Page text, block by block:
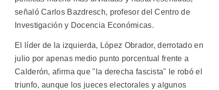
señaló Carlos Bazdresch, profesor del Centro de
Investigación y Docencia Económicas.
El líder de la izquierda, López Obrador, derrotado en
julio por apenas medio punto porcentual frente a
Calderón, afirma que "la derecha fascista" le robó el
triunfo, aunque los jueces electorales y algunos